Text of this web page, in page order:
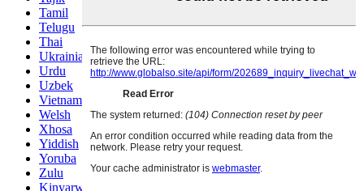
Tamil
Telugu
Thai
Ukrainian
Urdu
Uzbek
Vietnamese
Welsh
Xhosa
Yiddish
Yoruba
Zulu
Kinyarwanda